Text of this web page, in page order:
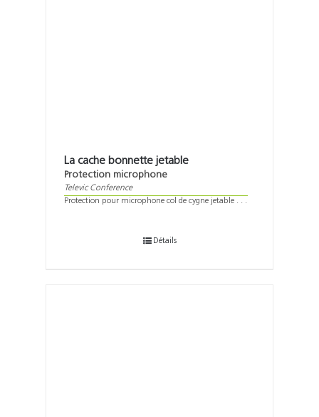
La cache bonnette jetable
Protection microphone
Televic Conference
Protection pour microphone col de cygne jetable . . .
Détails